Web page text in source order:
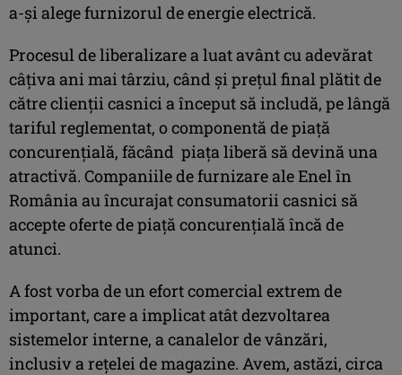
a-și alege furnizorul de energie electrică.
Procesul de liberalizare a luat avânt cu adevărat
câțiva ani mai târziu, când și prețul final plătit de
către clienții casnici a început să includă, pe lângă
tariful reglementat, o componentă de piață
concurențială, făcând piața liberă să devină una
atractivă. Companiile de furnizare ale Enel în
România au încurajat consumatorii casnici să
accepte oferte de piață concurențială încă de
atunci.
A fost vorba de un efort comercial extrem de
important, care a implicat atât dezvoltarea
sistemelor interne, a canalelor de vânzări,
inclusiv a rețelei de magazine. Avem, astăzi, circa